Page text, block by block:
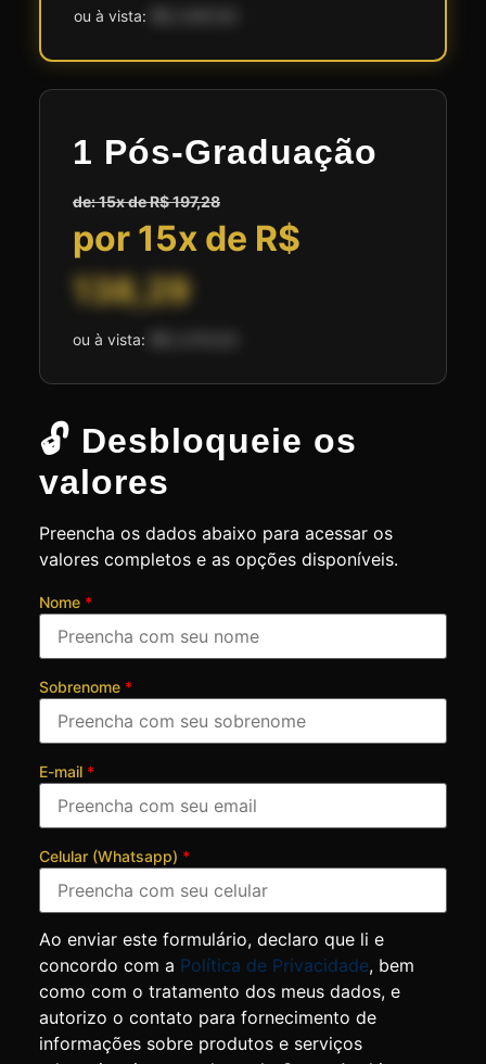
ou à vista:
1 Pós-Graduação
de: 15x de R$ 197,28
por 15x de R$
138,29
ou à vista:
🔓 Desbloqueie os
valores
Preencha os dados abaixo para acessar os
valores completos e as opções disponíveis.
Nome *
Sobrenome *
E-mail *
Celular (Whatsapp) *
Ao enviar este formulário, declaro que li e
concordo com a Política de Privacidade, bem
como com o tratamento dos meus dados, e
autorizo o contato para fornecimento de
informações sobre produtos e serviços